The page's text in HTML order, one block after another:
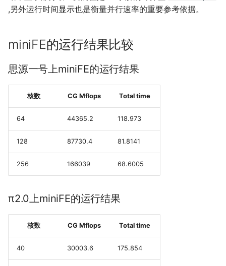
,另外运行时间显示也是衡量并行速率的重要参考依据。
miniFE的运行结果比较
思源一号上miniFE的运行结果
核数 CG Mflops Total time
64 44365.2 118.973
128 87730.4 81.8141
256 166039 68.6005
π2.0上miniFE的运行结果
核数 CG Mflops Total time
40 30003.6 175.854